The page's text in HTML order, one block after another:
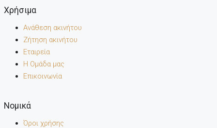
Χρήσιμα
Ανάθεση ακινήτου
Ζήτηση ακινήτου
Εταιρεία
Η Ομάδα μας
Επικοινωνία
Noμικά
Όροι χρήσης